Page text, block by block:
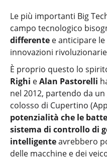
Le più importanti Big
campo tecnologico
differente e anticipare
innovazioni
È proprio questo lo
Righi eAlan Pastorelli
nel 2012, partendo da
colosso di Cupertino
potenzialità che le
sistema di controllo di
intelligenteavrebbero
delle macchine e dei